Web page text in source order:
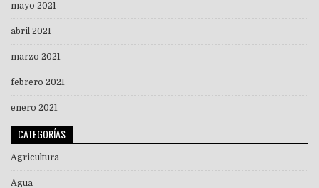
mayo 2021
abril 2021
marzo 2021
febrero 2021
enero 2021
CATEGORÍAS
Agricultura
Agua